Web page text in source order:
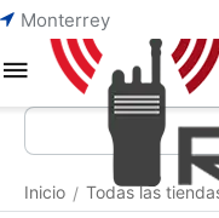
Monterrey
Inicio / Todas las
Menú